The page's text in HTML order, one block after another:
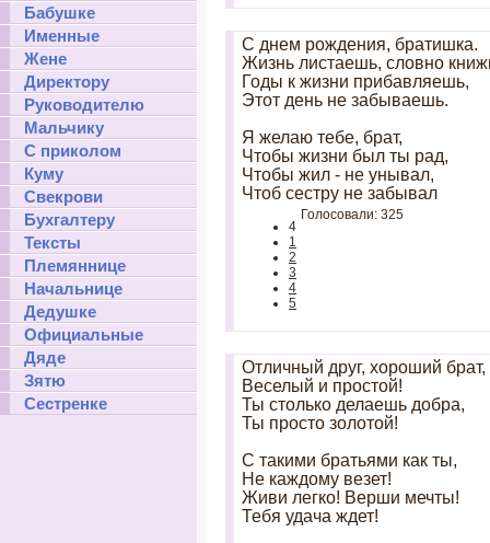
Бабушке
Именные
Жене
Директору
Руководителю
Мальчику
С приколом
Куму
Свекрови
Бухгалтеру
Тексты
Племяннице
Начальнице
Дедушке
Официальные
Дяде
Зятю
Сестренке
С днем рождения, братишка.
Жизнь листаешь, словно
Годы к жизни прибавляешь,
Этот день не забываешь.
Я желаю тебе, брат,
Чтобы жизни был ты рад,
Чтобы жил - не унывал,
Чтоб сестру не забывал
4
1
2
3
4
5
Голосовали: 325
Отличный друг, хороший брат,
Веселый и простой!
Ты столько делаешь добра,
Ты просто золотой!
С такими братьями как ты,
Не каждому везет!
Живи легко! Верши мечты!
Тебя удача ждет!